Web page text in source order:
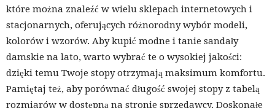
które można znaleźć w wielu sklepach internetowych i
stacjonarnych, oferujących różnorodny wybór modeli,
kolorów i wzorów. Aby kupić modne i tanie sandały
damskie na lato, warto wybrać te o wysokiej jakości:
dzięki temu Twoje stopy otrzymają maksimum komfortu.
Pamiętaj też, aby porównać długość swojej stopy z tabelą
rozmiarów w dostępną na stronie sprzedawcy. Doskonałe